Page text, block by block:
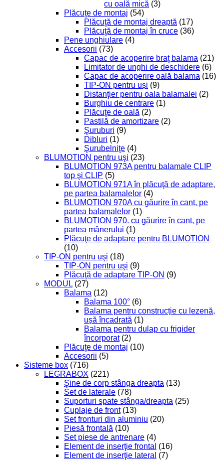
cu oală mică (3)
Plăcuţe de montaj (54)
Plăcuţă de montaj dreaptă (17)
Plăcuţă de montaj în cruce (36)
Pene unghiulare (4)
Accesorii (73)
Capac de acoperire braţ balama (21)
Limitator de unghi de deschidere (6)
Capac de acoperire oală balama (16)
TIP-ON pentru uși (9)
Distanţier pentru oala balamalei (2)
Burghiu de centrare (1)
Plăcuţe de oală (2)
Pastilă de amortizare (2)
Şuruburi (9)
Dibluri (1)
Şurubelniţe (4)
BLUMOTION pentru uşi (23)
BLUMOTION 973A pentru balamale CLIP
top şi CLIP (5)
BLUMOTION 971A în plăcuţă de adaptare,
pe partea balamalelor (4)
BLUMOTION 970A cu găurire în cant, pe
partea balamalelor (1)
BLUMOTION 970. cu găurire în cant, pe
partea mânerului (1)
Plăcuţe de adaptare pentru BLUMOTION
(10)
TIP-ON pentru uşi (18)
TIP-ON pentru uşi (9)
Plăcuţă de adaptare TIP-ON (9)
MODUL (27)
Balama (12)
Balama 100° (6)
Balama pentru construcție cu lezenă,
ușă încadrată (1)
Balama pentru dulap cu frigider
încorporat (2)
Plăcuţe de montaj (10)
Accesorii (5)
Sisteme box (716)
LEGRABOX (221)
Şine de corp stânga dreapta (13)
Set de laterale (78)
Suporturi spate stânga/dreapta (25)
Cuplaje de front (13)
Set fronturi din aluminiu (20)
Piesă frontală (10)
Set piese de antrenare (4)
Element de inserţie frontal (16)
Element de inserţie lateral (7)